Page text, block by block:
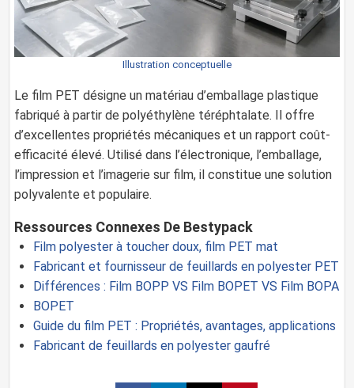
Illustration conceptuelle
Le film PET désigne un matériau d’emballage plastique
fabriqué à partir de polyéthylène téréphtalate. Il offre
d’excellentes propriétés mécaniques et un rapport coût-
efficacité élevé. Utilisé dans l’électronique, l’emballage,
l’impression et l’imagerie sur film, il constitue une solution
polyvalente et populaire.
Ressources Connexes De Bestypack
Film polyester à toucher doux, film PET mat
Fabricant et fournisseur de feuillards en polyester PET
Différences : Film BOPP VS Film BOPET VS Film BOPA
BOPET
Guide du film PET : Propriétés, avantages, applications
Fabricant de feuillards en polyester gaufré